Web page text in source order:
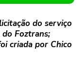
do serviço
Foztrans;
criada por Chico